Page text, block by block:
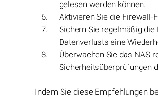
gelesen werden können.
Aktivieren Sie die Firewall-
Sichern Sie regelmäßig
Datenverlusts eine
Überwachen Sie das NAS
Sicherheitsüberprüfungen
Indem Sie diese Empfehlungen